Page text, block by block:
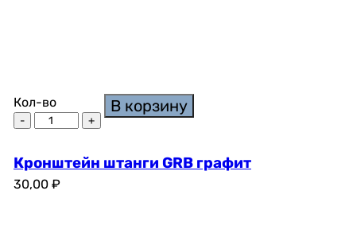
Кол-во В корзину
Кронштейн штанги GRB графит
30,00 ₽